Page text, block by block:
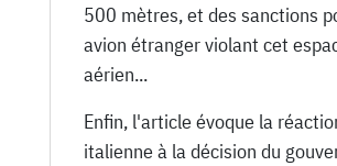
500 mètres, et des sanctions
avion étranger violant cet
aérien...
Enfin, l'article évoque la
italienne à la décision du